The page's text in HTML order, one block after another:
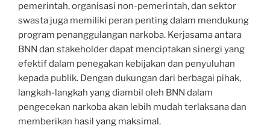
pemerintah, organisasi non-pemerintah, dan sektor
swasta juga memiliki peran penting dalam mendukung
program penanggulangan narkoba. Kerjasama antara
BNN dan stakeholder dapat menciptakan sinergi yang
efektif dalam penegakan kebijakan dan penyuluhan
kepada publik. Dengan dukungan dari berbagai pihak,
langkah-langkah yang diambil oleh BNN dalam
pengecekan narkoba akan lebih mudah terlaksana dan
memberikan hasil yang maksimal.